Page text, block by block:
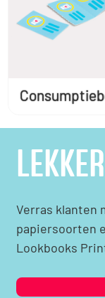
Verras klanten
papiersoorten
Lookbooks